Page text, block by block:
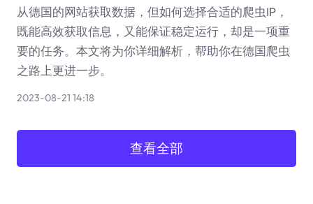
从德国的网站获取数据，但如何选择合适的爬虫IP，
既能高效获取信息，又能保证稳定运行，却是一项重
要的任务。本文将为你详细解析，帮助你在德国爬虫
之路上更进一步。
2023-08-21 14:18
查看全部